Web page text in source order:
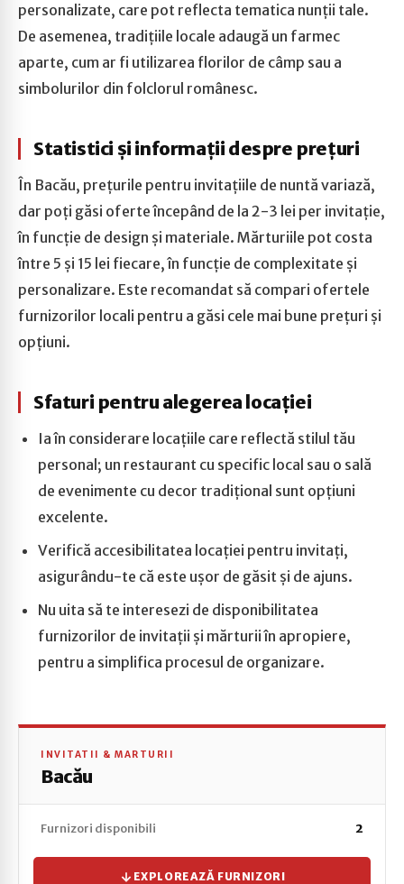
personalizate, care pot reflecta tematica nunții tale.
De asemenea, tradițiile locale adaugă un farmec
aparte, cum ar fi utilizarea florilor de câmp sau a
simbolurilor din folclorul românesc.
Statistici și informații despre prețuri
În Bacău, prețurile pentru invitațiile de nuntă variază,
dar poți găsi oferte începând de la 2-3 lei per invitație,
în funcție de design și materiale. Mărturiile pot costa
între 5 și 15 lei fiecare, în funcție de complexitate și
personalizare. Este recomandat să compari ofertele
furnizorilor locali pentru a găsi cele mai bune prețuri și
opțiuni.
Sfaturi pentru alegerea locației
Ia în considerare locațiile care reflectă stilul tău
personal; un restaurant cu specific local sau o sală
de evenimente cu decor tradițional sunt opțiuni
excelente.
Verifică accesibilitatea locației pentru invitați,
asigurându-te că este ușor de găsit și de ajuns.
Nu uita să te interesezi de disponibilitatea
furnizorilor de invitații și mărturii în apropiere,
pentru a simplifica procesul de organizare.
INVITATII & MARTURII
Bacău
Furnizori disponibili 2
EXPLOREAZĂ FURNIZORI